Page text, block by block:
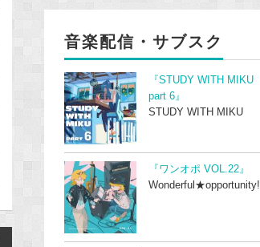
音楽配信・サブスク
『STUDY WITH MIKU
part 6』
STUDY WITH MIKU
『ワンオポ VOL.22』
Wonderful★opportunity!